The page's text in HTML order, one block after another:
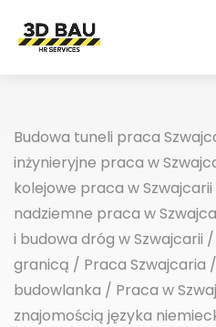
Budowa tuneli praca
inżynieryjne praca w
kolejowe praca w Szwajcarii
nadziemne praca w
i budowa dróg w Szwajcarii /
granicą / Praca Szwajcaria /
budowlanka / Praca w
znajomością języka